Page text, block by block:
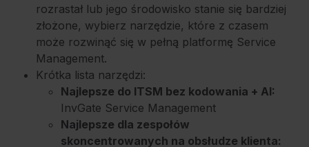
rozrastał lub jego środowisko stanie się bardziej
złożone, wybierz narzędzie, które z czasem
może rozwinąć się w pełną platformę Service
Management.
Krótka lista narzędzi:
Najlepsze do ITSM bez kodowania + AI:
InvGate Service Management
Najlepsze dla zespołów
skoncentrowanych na obsłudze klienta: